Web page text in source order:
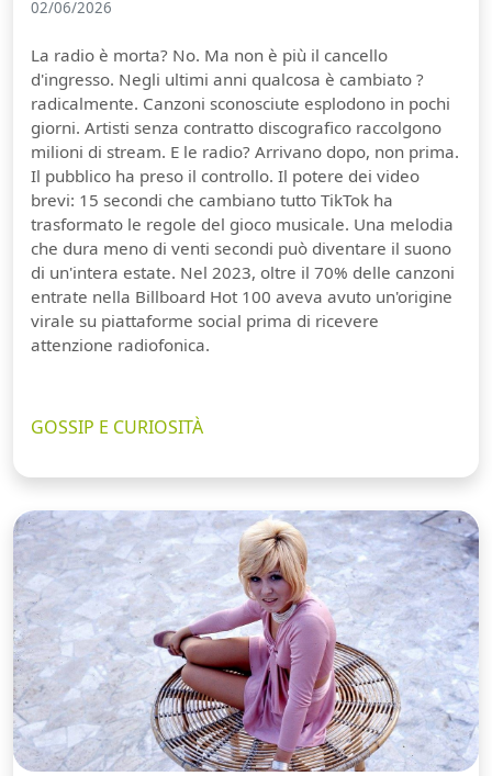
02/06/2026
La radio è morta? No. Ma non è più il cancello
d'ingresso. Negli ultimi anni qualcosa è cambiato ?
radicalmente. Canzoni sconosciute esplodono in pochi
giorni. Artisti senza contratto discografico raccolgono
milioni di stream. E le radio? Arrivano dopo, non prima.
Il pubblico ha preso il controllo. Il potere dei video
brevi: 15 secondi che cambiano tutto TikTok ha
trasformato le regole del gioco musicale. Una melodia
che dura meno di venti secondi può diventare il suono
di un'intera estate. Nel 2023, oltre il 70% delle canzoni
entrate nella Billboard Hot 100 aveva avuto un'origine
virale su piattaforme social prima di ricevere
attenzione radiofonica.
GOSSIP E CURIOSITÀ